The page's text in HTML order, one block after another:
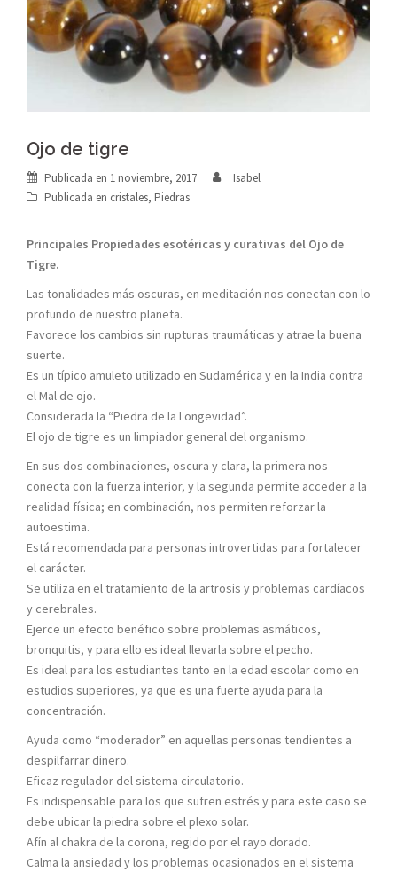
Ojo de tigre
Publicada en 1 noviembre, 2017
Isabel
Publicada en cristales, Piedras
Principales Propiedades esotéricas y curativas del Ojo de
Tigre.
Las tonalidades más oscuras, en meditación nos conectan con lo
profundo de nuestro planeta.
Favorece los cambios sin rupturas traumáticas y atrae la buena
suerte.
Es un típico amuleto utilizado en Sudamérica y en la India contra
el Mal de ojo.
Considerada la “Piedra de la Longevidad”.
El ojo de tigre es un limpiador general del organismo.
En sus dos combinaciones, oscura y clara, la primera nos
conecta con la fuerza interior, y la segunda permite acceder a la
realidad física; en combinación, nos permiten reforzar la
autoestima.
Está recomendada para personas introvertidas para fortalecer
el carácter.
Se utiliza en el tratamiento de la artrosis y problemas cardíacos
y cerebrales.
Ejerce un efecto benéfico sobre problemas asmáticos,
bronquitis, y para ello es ideal llevarla sobre el pecho.
Es ideal para los estudiantes tanto en la edad escolar como en
estudios superiores, ya que es una fuerte ayuda para la
concentración.
Ayuda como “moderador” en aquellas personas tendientes a
despilfarrar dinero.
Eficaz regulador del sistema circulatorio.
Es indispensable para los que sufren estrés y para este caso se
debe ubicar la piedra sobre el plexo solar.
Afín al chakra de la corona, regido por el rayo dorado.
Calma la ansiedad y los problemas ocasionados en el sistema